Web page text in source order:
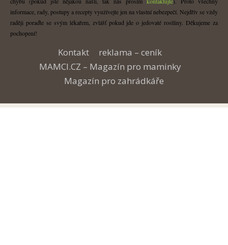
informace, rady, postupy a recepty využívejte jen na vlastní nebezpečí. Nejdřív se vždy
raději poraďte se svým lékařem, zvlášť pokud jde o jedovaté rostliny. Děkujeme za
pochopení!
Kontakt
reklama – ceník
MAMCI.CZ – Magazín pro maminky
Magazín pro zahrádkáře